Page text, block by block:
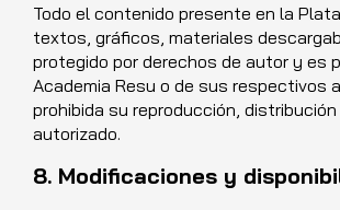
Todo el contenido presente en la
textos, gráficos, materiales
protegido por derechos de autor y es
Academia Resu o de sus respectivos
prohibida su reproducción,
autorizado.
8. Modificaciones y